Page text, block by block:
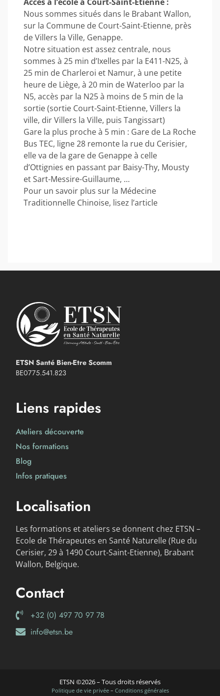
Nous sommes situés dans le Brabant Wallon,
sur la Commune de Court-Saint-Etienne, près
de Villers la Ville, Genappe.
Notre situation est assez centrale, nous
sommes à 25 min d’Ixelles par la E411-N25, à
25 min de Charleroi et Namur, à une petite
heure de Liège, à 20 min de Waterloo par la
N5, accès par la N25 à moins de 5 min de la
sortie (sortie Court-Saint-Etienne, Villers la
ville, dir Villers la Ville, puis Tangissart)
Gare la plus proche à 5 min : Gare de La Roche
Bus TEC, ligne 28 remonte la rue du Cerisier,
elle va de la gare de Genappe à celle
d’Ottignies en passant par Baisy-Thy, Mousty
et Sart-Messire-Guillaume, …
Pour un savoir plus sur la Médecine
Traditionnelle Chinoise, lisez l’article
ETSN Santé Bien-Etre Scomm
BE0775.541.823
Liens rapides
Ateliers découverte
Nos formations
Blog
Infos pratiques
Localisation
Les formations et ateliers se donnent chez ETSN –
Ecole de Thérapeutes en Santé Naturelle (Rue du
Cerisier, 29 à 1490 Court-Saint-Etienne), Brabant
Wallon, Belgique.
Contact
+32 (0) 497 70 97 78
info@etsn.be
ETSN ©2026 – Tous droits réservés
Politique de vie privée– Conditions générales